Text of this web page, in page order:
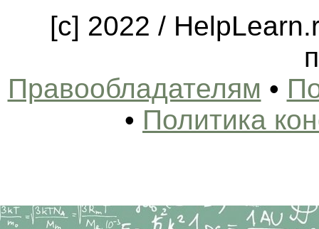
[c] 2022 /
Правообладателям •
• Политика